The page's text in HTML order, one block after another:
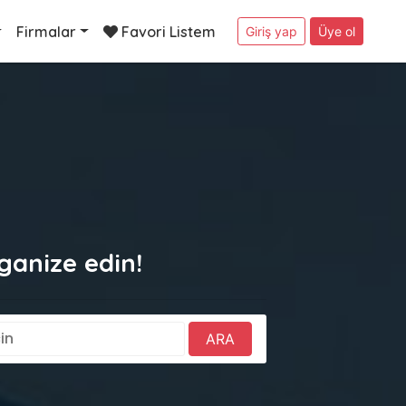
Firmalar Favori Listem Giriş yap Üye ol
edin!
ARA